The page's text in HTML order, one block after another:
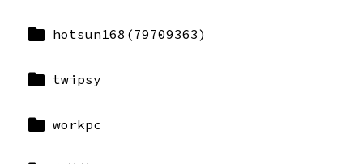
hotsun168(79709363)
twipsy
workpc